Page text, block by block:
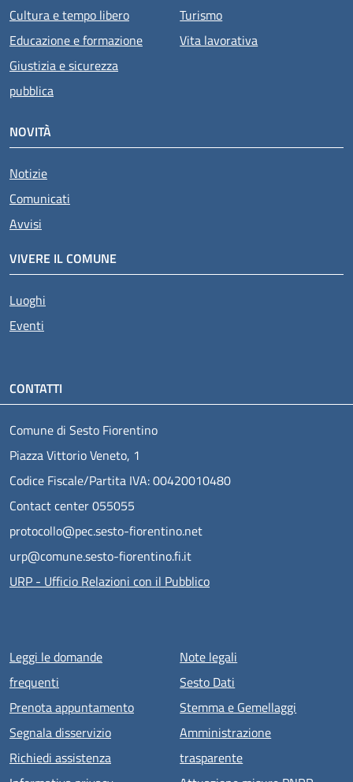
Cultura e tempo libero
Educazione e formazione
Giustizia e sicurezza
pubblica
Turismo
Vita lavorativa
NOVITÀ
Notizie
Comunicati
Avvisi
VIVERE IL COMUNE
Luoghi
Eventi
CONTATTI
Comune di Sesto Fiorentino
Piazza Vittorio Veneto, 1
Codice Fiscale/Partita IVA: 00420010480
Contact center 055055
protocollo@pec.sesto-fiorentino.net
urp@comune.sesto-fiorentino.fi.it
URP - Ufficio Relazioni con il Pubblico
Menu piè di pagina
Leggi le domande
frequenti
Prenota appuntamento
Segnala disservizio
Richiedi assistenza
Note legali
Sesto Dati
Stemma e Gemellaggi
Amministrazione
trasparente